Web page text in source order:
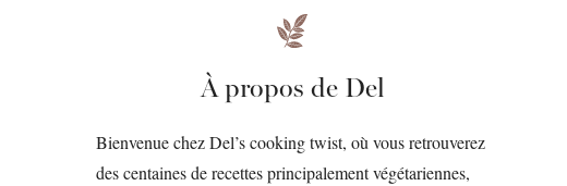
À propos de Del
Bienvenue chez Del’s cooking twist, où vous retrouverez
des centaines de recettes principalement végétariennes,